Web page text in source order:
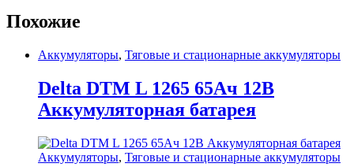
Похожие
Аккумуляторы, Тяговые и стационарные аккумуляторы
Delta DTM L 1265 65Ач 12В
Аккумуляторная батарея
Аккумуляторы, Тяговые и стационарные аккумуляторы